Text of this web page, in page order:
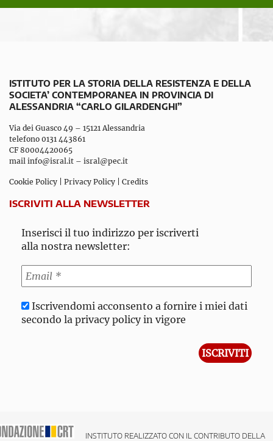
ISTITUTO PER LA STORIA DELLA RESISTENZA E DELLA
SOCIETA’ CONTEMPORANEA IN PROVINCIA DI
ALESSANDRIA “CARLO GILARDENGHI”
Via dei Guasco 49 – 15121 Alessandria
telefono 0131 443861
CF 80004420065
mail info@isral.it – isral@pec.it
Cookie Policy Privacy Policy Credits
ISCRIVITI ALLA NEWSLETTER
Inserisci il tuo indirizzo per iscriverti
alla nostra newsletter:
Iscrivendomi acconsento a fornire i miei dati
secondo la privacy policy in vigore
INSTITUTO REALIZZATO CON IL CONTRIBUTO DELLA